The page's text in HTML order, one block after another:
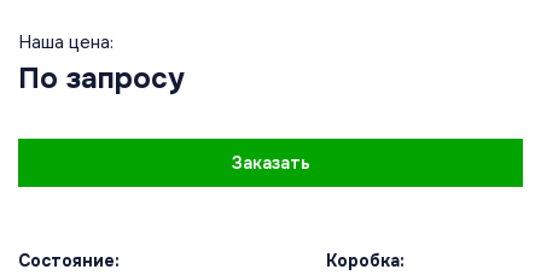
Наша цена:
По запросу
Заказать
Состояние:
Коробка: